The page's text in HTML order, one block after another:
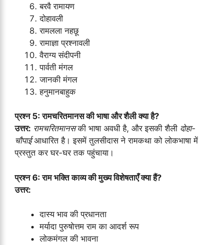
बरवै रामायण
दोहावली
रामलला नहछू
रामाज्ञा प्रश्नावली
वैराग्य संदीपनी
पार्वती मंगल
जानकी मंगल
हनुमानबाहुक
प्रश्न 5: रामचरितमानस की भाषा और शैली क्या है?
उत्तर: रामचरितमानसकी भाषा अवधी है, और इसकी शैली दोहा-
चौपाईआधारित है। इसमें तुलसीदास ने रामकथा को लोकभाषा में
प्रस्तुत कर घर-घर तक पहुंचाया।
प्रश्न 6: राम भक्ति काव्य की मुख्य विशेषताएँ क्या हैं?
उत्तर:
दास्य भाव की प्रधानता
मर्यादा पुरुषोत्तम राम का आदर्श रूप
लोकमंगल की भावना